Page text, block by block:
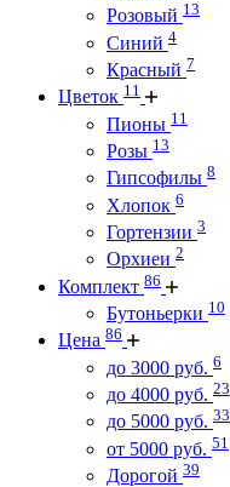
Розовый 13
Синий 4
Красный 7
Цветок 11
Пионы 11
Розы 13
Гипсофилы 8
Хлопок 6
Гортензии 3
Орхиеи 2
Комплект 86
Бутоньерки 10
Цена 86
до 3000 руб. 6
до 4000 руб. 23
до 5000 руб. 33
от 5000 руб. 51
Дорогой 39